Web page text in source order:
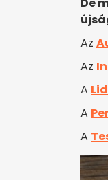
De
Az
Az
A
A
A